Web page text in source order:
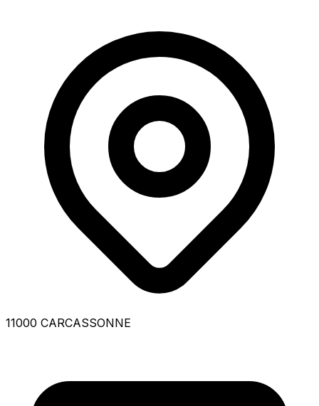
11000 CARCASSONNE